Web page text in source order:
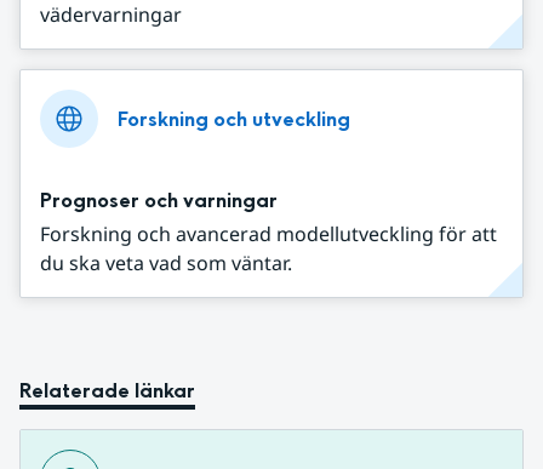
vädervarningar
Forskning och utveckling
Prognoser och varningar
Forskning och avancerad modellutveckling för att
du ska veta vad som väntar.
Relaterade länkar